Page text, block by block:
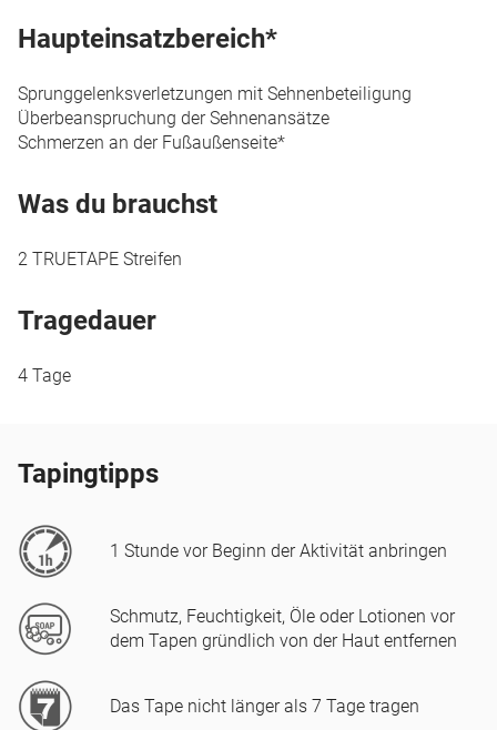
Haupteinsatzbereich*
Sprunggelenksverletzungen mit Sehnenbeteiligung
Überbeanspruchung der Sehnenansätze
Schmerzen an der Fußaußenseite*
Was du brauchst
2 TRUETAPE Streifen
Tragedauer
4 Tage
Tapingtipps
1 Stunde vor Beginn der Aktivität anbringen
Schmutz, Feuchtigkeit, Öle oder Lotionen vor
dem Tapen gründlich von der Haut entfernen
Das Tape nicht länger als 7 Tage tragen